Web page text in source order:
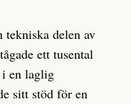
tekniska delen av
ett tusental
i en laglig
sitt stöd för en